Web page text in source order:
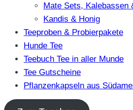
Mate Sets, Kalebassen
Kandis & Honig
Teeproben & Probierpakete
Hunde Tee
Teebuch Tee in aller Munde
Tee Gutscheine
Pflanzenkapseln aus